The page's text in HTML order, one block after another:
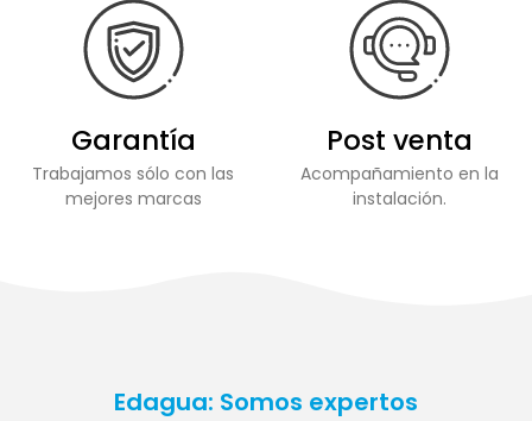
Garantía
Trabajamos sólo con las
mejores marcas
Post venta
Acompañamiento en la
instalación.
Edagua: Somos expertos